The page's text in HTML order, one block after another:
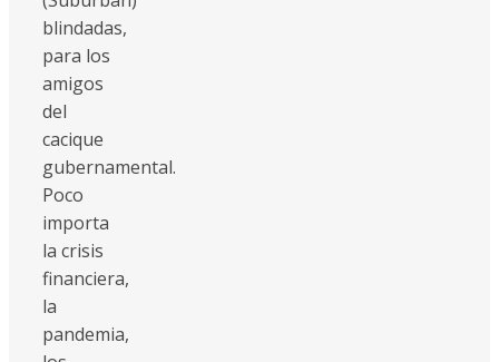
blindadas,
para los
amigos
del
cacique
gubernamental.
Poco
importa
la crisis
financiera,
la
pandemia,